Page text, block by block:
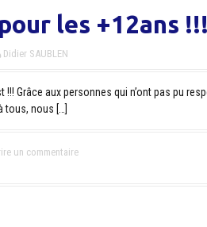
les +12ans
Didier SAUBLEN
!!! Grâce aux personnes qui n’ont pas pu
tous, nous […]
un commentaire